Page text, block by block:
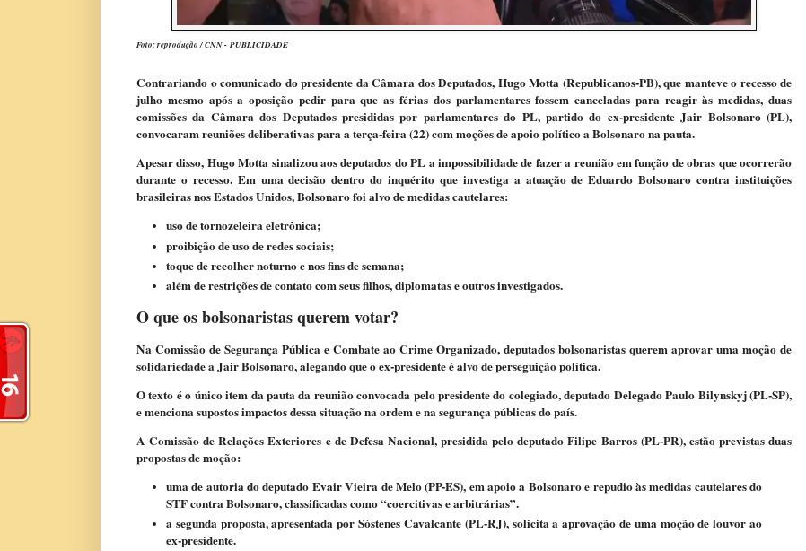
Foto: reprodução / CNN - PUBLICIDADE
Contrariando o comunicado do presidente da Câmara dos Deputados, Hugo Motta (Republicanos-PB), que manteve o recesso de
julho mesmo após a oposição pedir para que as férias dos parlamentares fossem canceladas para reagir às medidas, duas
comissões da Câmara dos Deputados presididas por parlamentares do PL, partido do ex-presidente Jair Bolsonaro (PL),
convocaram reuniões deliberativas para a terça-feira (22) com moções de apoio político a Bolsonaro na pauta.
Apesar disso, Hugo Motta sinalizou aos deputados do PL a impossibilidade de fazer a reunião em função de obras que ocorrerão
durante o recesso. Em uma decisão dentro do inquérito que investiga a atuação de Eduardo Bolsonaro contra instituições
brasileiras nos Estados Unidos, Bolsonaro foi alvo de medidas cautelares:
uso de tornozeleira eletrônica;
proibição de uso de redes sociais;
toque de recolher noturno e nos fins de semana;
além de restrições de contato com seus filhos, diplomatas e outros investigados.
O que os bolsonaristas querem votar?
Na Comissão de Segurança Pública e Combate ao Crime Organizado, deputados bolsonaristas querem aprovar uma moção de
solidariedade a Jair Bolsonaro, alegando que o ex-presidente é alvo de perseguição política.
O texto é o único item da pauta da reunião convocada pelo presidente do colegiado, deputado Delegado Paulo Bilynskyj (PL-SP),
e menciona supostos impactos dessa situação na ordem e na segurança públicas do país.
A Comissão de Relações Exteriores e de Defesa Nacional, presidida pelo deputado Filipe Barros (PL-PR), estão previstas duas
propostas de moção:
uma de autoria do deputado Evair Vieira de Melo (PP-ES), em apoio a Bolsonaro e repudio às medidas cautelares do
STF contra Bolsonaro, classificadas como “coercitivas e arbitrárias”.
a segunda proposta, apresentada por Sóstenes Cavalcante (PL-RJ), solicita a aprovação de uma moção de louvor ao
ex-presidente.